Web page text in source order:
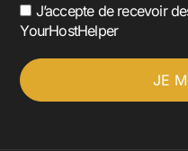
J’accepte de recevoir
YourHostHelper